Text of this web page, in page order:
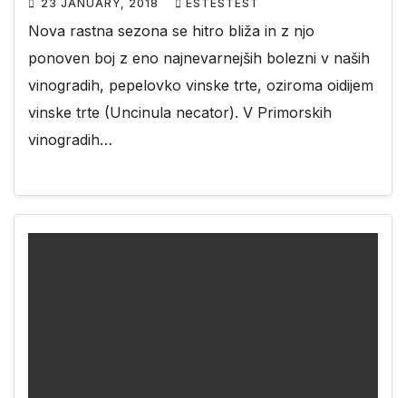
23 JANUARY, 2018 ESTESTEST
Nova rastna sezona se hitro bliža in z njo
ponoven boj z eno najnevarnejših bolezni v naših
vinogradih, pepelovko vinske trte, oziroma oidijem
vinske trte (Uncinula necator). V Primorskih
vinogradih…